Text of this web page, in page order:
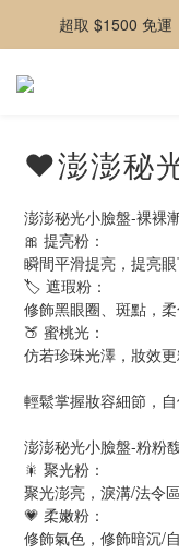
-好友募集
超取 $1500 免運
-好友募
❤澎澎秘
澎澎秘光小臉盤-裸裸
🎀 提亮粉：
瞬間平滑提亮，提亮眼
🏷️ 遮瑕粉：
修飾黑眼圈、斑點，柔
🍑 蜜桃光：
仿若珍珠光澤，妝效更
輕鬆掌握妝容細節，自
澎澎秘光小臉盤-粉粉
🎇 聚光粉：
聚光澎亮，淚溝/法令
💗 柔嫩粉：
修飾氣色，修飾暗沉/